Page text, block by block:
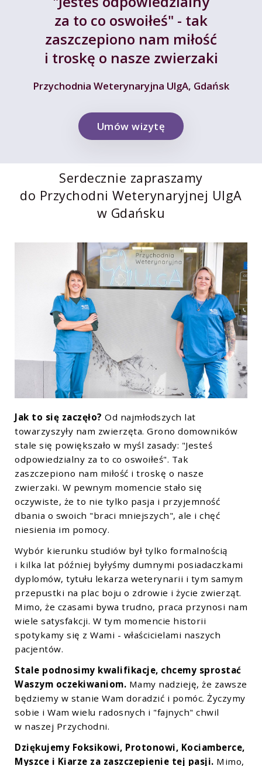
za to co oswoiłeś" - tak
zaszczepiono nam miłość
i troskę o nasze zwierzaki
Przychodnia Weterynaryjna UlgA, Gdańsk
Umów wizytę
Serdecznie zapraszamy
do Przychodni Weterynaryjnej UlgA
w Gdańsku
Jak to się zaczęło? Od najmłodszych lat
towarzyszyły nam zwierzęta. Grono domowników
stale się powiększało w myśl zasady: "Jesteś
odpowiedzialny za to co oswoiłeś". Tak
zaszczepiono nam miłość i troskę o nasze
zwierzaki. W pewnym momencie stało się
oczywiste, że to nie tylko pasja i przyjemność
dbania o swoich "braci mniejszych", ale i chęć
niesienia im pomocy.
Wybór kierunku studiów był tylko formalnością
i kilka lat później byłyśmy dumnymi posiadaczkami
dyplomów, tytułu lekarza weterynarii i tym samym
przepustki na plac boju o zdrowie i życie zwierząt.
Mimo, że czasami bywa trudno, praca przynosi nam
wiele satysfakcji. W tym momencie historii
spotykamy się z Wami - właścicielami naszych
pacjentów.
Stale podnosimy kwalifikacje, chcemy sprostać
Waszym oczekiwaniom. Mamy nadzieję, że zawsze
będziemy w stanie Wam doradzić i pomóc. Życzymy
sobie i Wam wielu radosnych i "fajnych" chwil
w naszej Przychodni.
Dziękujemy Foksikowi, Protonowi, Kociamberce,
Myszce i Kiarze za zaszczepienie tej pasji. Mimo,